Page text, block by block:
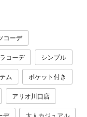
コーデ
コーデ シンプル
ム ポケット付き
アリオ川口店